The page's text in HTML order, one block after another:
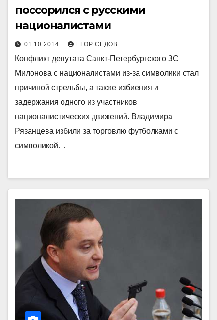
поссорился с русскими
националистами
01.10.2014 ЕГОР СЕДОВ
Конфликт депутата Санкт-Петербургского ЗС
Милонова с националистами из-за символики стал
причиной стрельбы, а также избиения и
задержания одного из участников
националистических движений. Владимира
Рязанцева избили за торговлю футболками с
символикой…